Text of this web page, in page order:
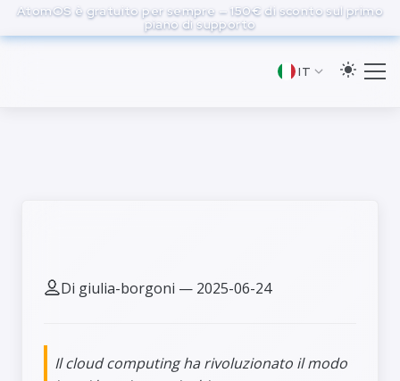
to
AtomOS è gratuito per sempre — 150€ di sconto sul primo
piano di supporto
IT
Di giulia-borgoni — 2025-06-24
Il cloud computing ha rivoluzionato il modo